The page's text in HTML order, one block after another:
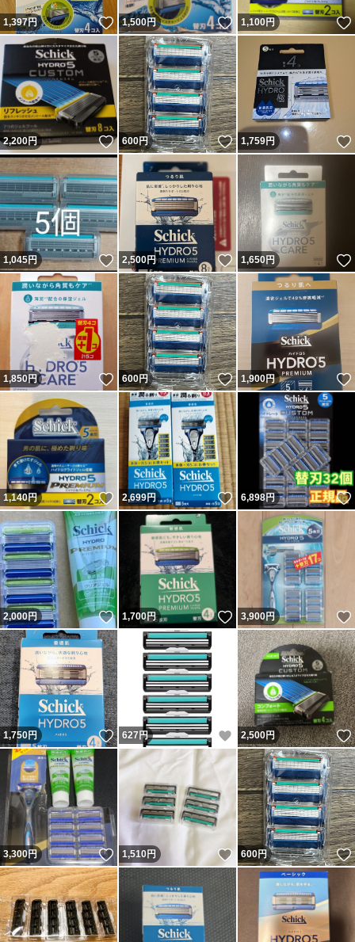
1,397円 いいね！
1,500円 いいね！
1,100円
2,200円 いいね！
600円 いいね！
1,759円
1,045円 いいね！
2,500円 いいね！
1,650円
1,850円 いいね！
600円 いいね！
1,900円
1,140円 いいね！
2,699円 いいね！
6,898円
2,000円 いいね！
1,700円 いいね！
3,900円
1,750円 いいね！
627 円 いいね！
2,500円
3,300円 いいね！
1,510円 いいね！
600円